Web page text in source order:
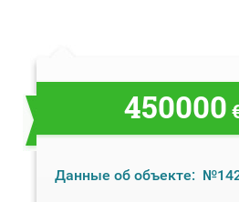
450000
Данные об объекте: